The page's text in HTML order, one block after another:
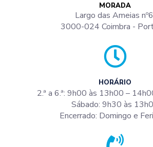
MORADA
Largo das Ameias
3000-024 Coimbra -
HORÁRIO
2.ª a 6.ª: 9h00 às 13h00 –
Sábado: 9h30 às
Encerrado: Domingo e